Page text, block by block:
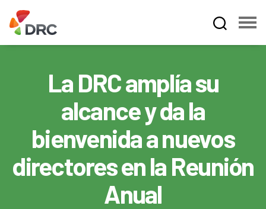
Dispute
Resolution
Corporation
La DRC amplía su
alcance y da la
bienvenida a nuevos
directores en la Reunión
Anual